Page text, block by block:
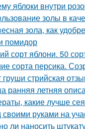
яблоки внутри
золы в
зола, как
помидор
сорт яблони. 50
сорта персика.
груши стрийская
ранняя летняя
какие лучше
своими руками на
ли наносить